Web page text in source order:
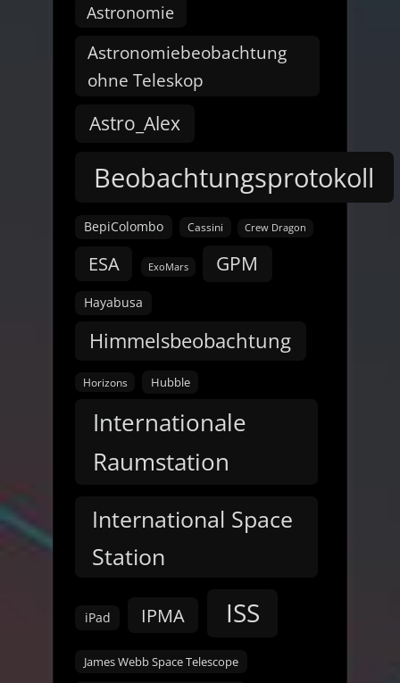
Astronomie
Astronomiebeobachtung
ohne Teleskop
Astro_Alex
Beobachtungsprotokoll
BepiColombo Cassini Crew Dragon
ESA ExoMars GPM
Hayabusa
Himmelsbeobachtung
Horizons Hubble
Internationale
Raumstation
International Space
Station
iPad IPMA ISS
James Webb Space Telescope